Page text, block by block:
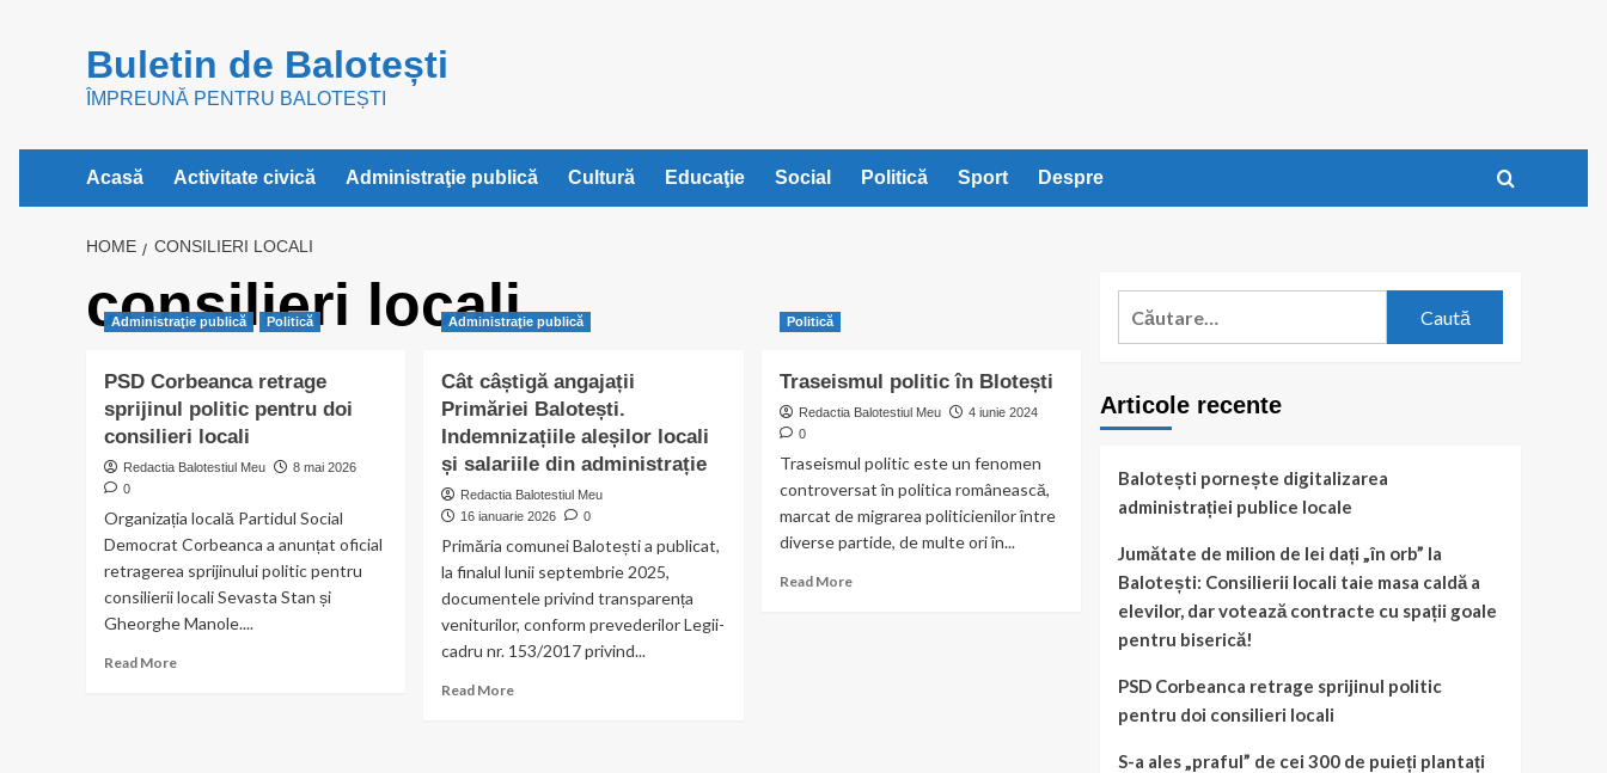
Buletin de Balotești
ÎMPREUNĂ PENTRU BALOTEȘTI
Acasă Activitate civică Administraţie publică Cultură Educaţie Social Politică Sport Despre
HOME CONSILIERI LOCALI
consilieri locali
Administraţie publică Politică
PSD Corbeanca retrage
sprijinul politic pentru doi
consilieri locali
Redactia Balotestiul Meu
8 mai 2026
0
Organizația locală Partidul Social
Democrat Corbeanca a anunțat oficial
retragerea sprijinului politic pentru
consilierii locali Sevasta Stan și
Gheorghe Manole....
Read MoreRead
Administraţie publică
Cât câștigă angajații
Primăriei Balotești.
Indemnizațiile aleșilor locali
și salariile din administrație
Redactia Balotestiul Meu
16 ianuarie 2026
0
Primăria comunei Balotești a publicat,
la finalul lunii septembrie 2025,
documentele privind transparența
veniturilor, conform prevederilor Legii-
cadru nr. 153/2017 privind...
Read MoreRead
Politică
Traseismul politic în Blotești
Redactia Balotestiul Meu
4 iunie 2024
0
Traseismul politic este un fenomen
controversat în politica românească,
marcat de migrarea politicienilor între
diverse partide, de multe ori în...
Read MoreRead
Caută
Articole recente
Balotești pornește digitalizarea
administrației publice locale
Jumătate de milion de lei dați „în orb” la
Balotești: Consilierii locali taie masa caldă a
elevilor, dar votează contracte cu spații goale
pentru biserică!
PSD Corbeanca retrage sprijinul politic
pentru doi consilieri locali
S-a ales „praful” de cei 300 de puieți plantați